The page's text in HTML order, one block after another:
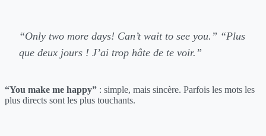
“Only two more days! Can’t wait to see you.” “Plus
que deux jours ! J’ai trop hâte de te voir.”
“You make me happy” : simple, mais sincère. Parfois les mots les
plus directs sont les plus touchants.